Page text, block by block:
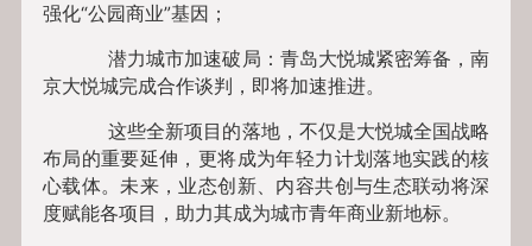
强化“公园商业”基因；
潜力城市加速破局：青岛大悦城紧密筹备，南
京大悦城完成合作谈判，即将加速推进。
这些全新项目的落地，不仅是大悦城全国战略
布局的重要延伸，更将成为年轻力计划落地实践的核
心载体。未来，业态创新、内容共创与生态联动将深
度赋能各项目，助力其成为城市青年商业新地标。